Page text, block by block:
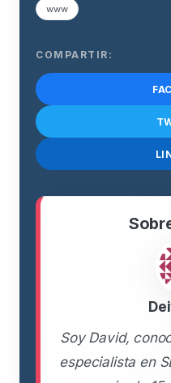
www
COMPARTIR:
Soy David,
especialista en